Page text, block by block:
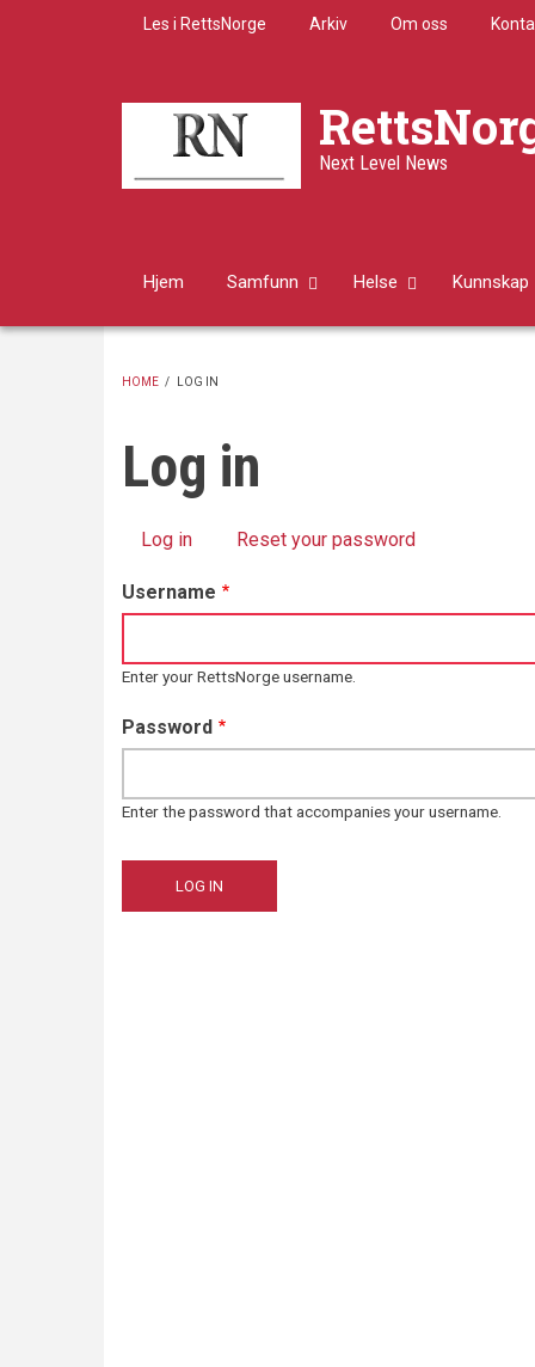
Les i RettsNorge Arkiv Om oss
Next Level News
Hjem Samfunn Helse Kunnskap
HOME / LOG IN
Log in
tabs
Log in (active tab)
Reset your password
Username
Enter your RettsNorge username.
Password
Enter the password that accompanies your username.